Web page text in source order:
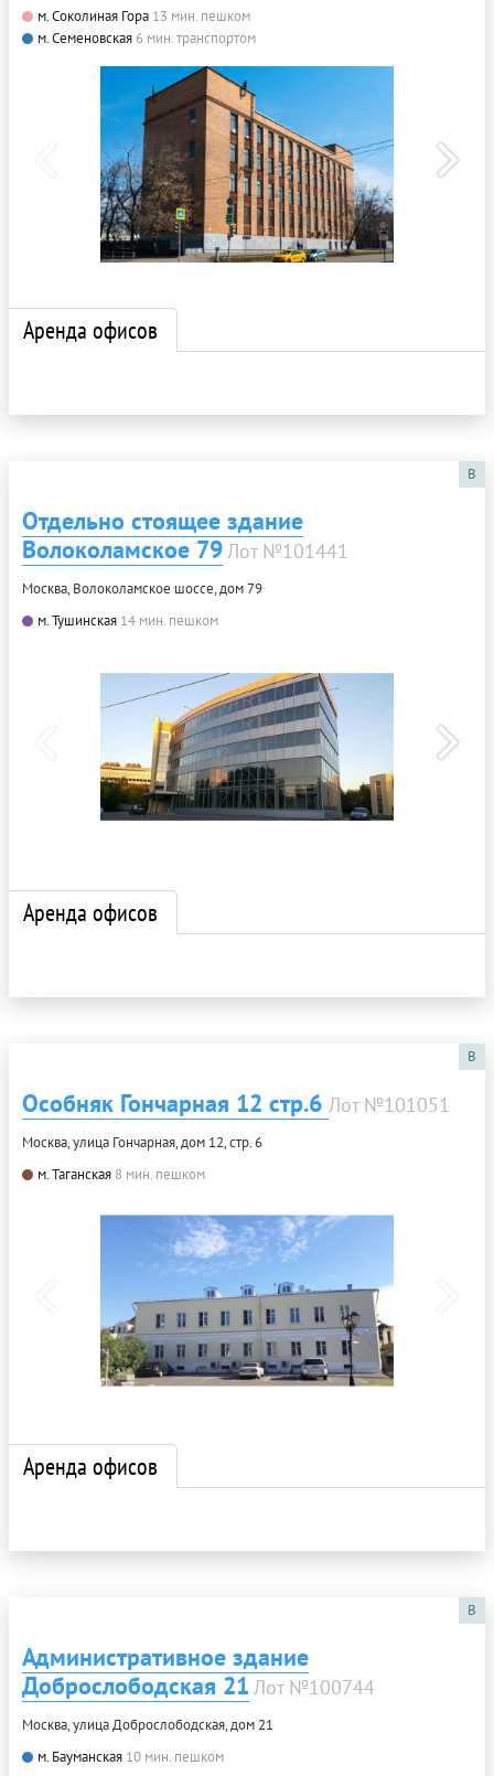
м. Соколиная Гора 13 мин. пешком
м. Семеновская 6 мин. транспортом
Аренда офисов
B
Отдельно стоящее здание
Волоколамское 79Лот №101441
Москва, Волоколамское шоссе, дом 79
м. Тушинская 14 мин. пешком
Аренда офисов
B
Особняк Гончарная 12 стр.6 Лот №101051
Москва, улица Гончарная, дом 12, стр. 6
м. Таганская 8 мин. пешком
Аренда офисов
B
Административное здание
Доброслободская 21 Лот №100744
Москва, улица Доброслободская, дом 21
м. Бауманская 10 мин. пешком